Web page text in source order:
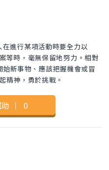
進行某項活動時要全力以
等時，毫無保留地努力。相對
新事物、應該把握機會或冒
精神，勇於挑戰。
｜ 0